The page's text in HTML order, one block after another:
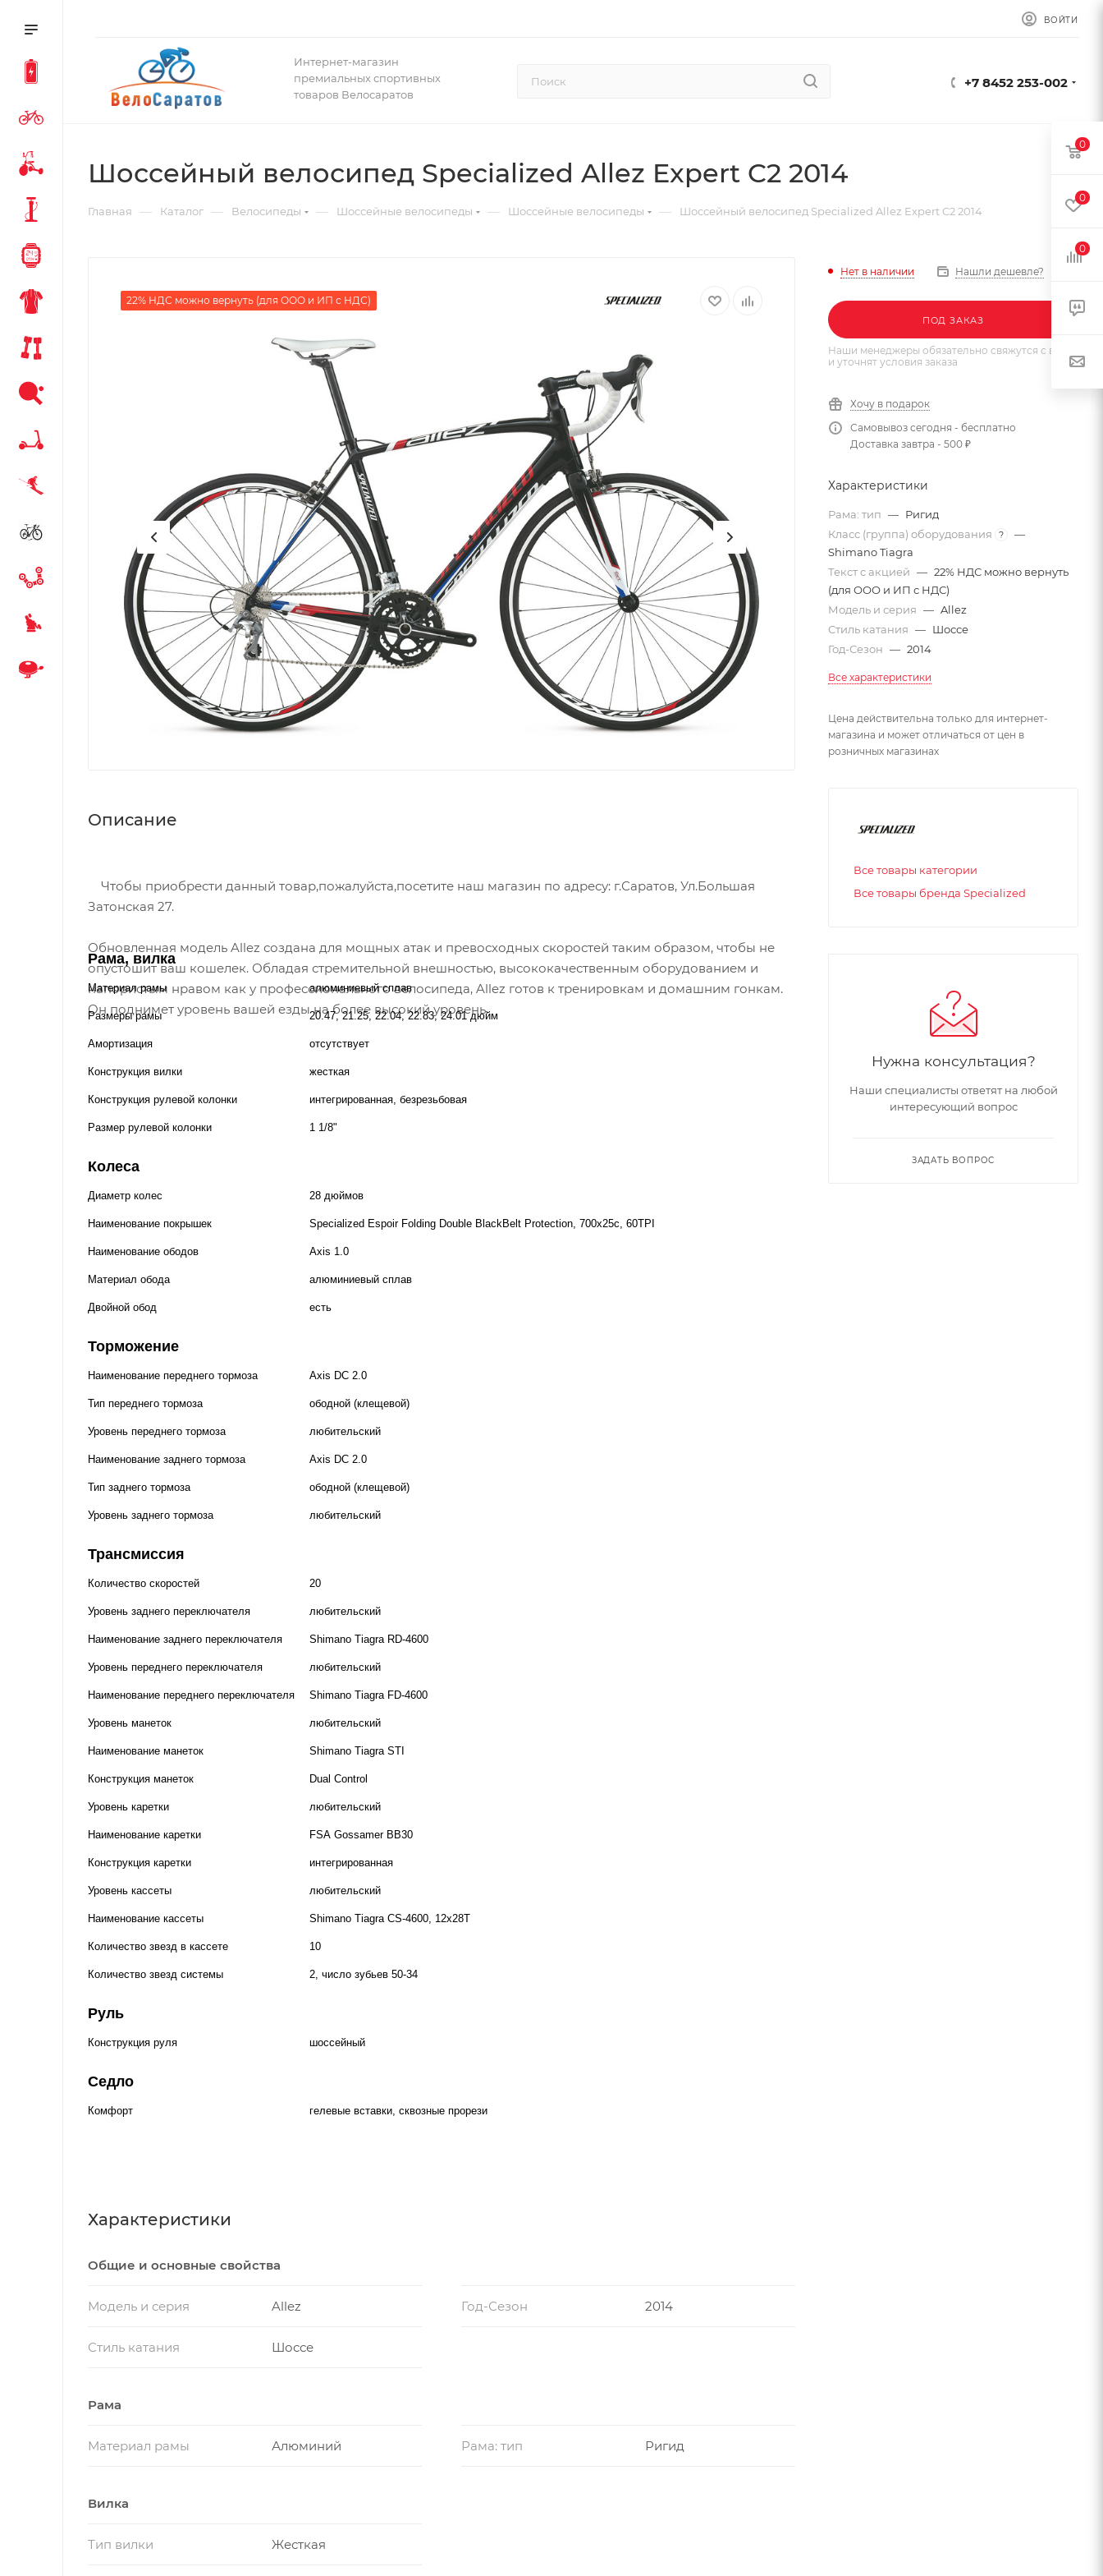
ВОЙТИ
Интернет-магазин
премиальных спортивных
товаров Велосаратов
+7 8452 253-002
Шоссейный велосипед Specialized Allez Expert C2 2014
Главная — Каталог — Велосипеды — Шоссейные велосипеды — Шоссейные велосипеды — Шоссейный велосипед Specialized Allez Expert C2 2014
22% НДС можно вернуть (для ООО и ИП с НДС)
Описание
Чтобы приобрести данный товар,пожалуйста,посетите наш магазин по адресу: г.Саратов, Ул.Большая
Затонская 27.
Обновленная модель Allez создана для мощных атак и превосходных скоростей таким образом, чтобы не
опустошит ваш кошелек. Обладая стремительной внешностью, высококачественным оборудованием и
напористым нравом как у профессионального велосипеда, Allez готов к тренировкам и домашним гонкам.
Он поднимет уровень вашей езды на более высокий уровень.
Рама, вилка
Материал рамы алюминиевый сплав
Размеры рамы 20.47, 21.25, 22.04, 22.83, 24.01 дюйм
Амортизация отсутствует
Конструкция вилки жесткая
Конструкция рулевой колонки интегрированная, безрезьбовая
Размер рулевой колонки 1 1/8"
Колеса
Диаметр колес 28 дюймов
Наименование покрышек Specialized Espoir Folding Double BlackBelt Protection, 700x25c, 60TPI
Наименование ободов Axis 1.0
Материал обода алюминиевый сплав
Двойной обод есть
Торможение
Наименование переднего тормоза Axis DC 2.0
Тип переднего тормоза ободной (клещевой)
Уровень переднего тормоза любительский
Наименование заднего тормоза Axis DC 2.0
Тип заднего тормоза ободной (клещевой)
Уровень заднего тормоза любительский
Трансмиссия
Количество скоростей 20
Уровень заднего переключателя любительский
Наименование заднего переключателя Shimano Tiagra RD-4600
Уровень переднего переключателя любительский
Наименование переднего переключателя Shimano Tiagra FD-4600
Уровень манеток любительский
Наименование манеток Shimano Tiagra STI
Конструкция манеток Dual Control
Уровень каретки любительский
Наименование каретки FSA Gossamer BB30
Конструкция каретки интегрированная
Уровень кассеты любительский
Наименование кассеты Shimano Tiagra CS-4600, 12x28T
Количество звезд в кассете 10
Количество звезд системы 2, число зубьев 50-34
Руль
Конструкция руля шоссейный
Седло
Комфорт гелевые вставки, сквозные прорези
Характеристики
Общие и основные свойства
Модель и серия Allez Год-Сезон 2014
Стиль катания Шоссе
Рама
Материал рамы Алюминий Рама: тип Ригид
Вилка
Тип вилки Жесткая
Нет в наличии Нашли дешевле?
ПОД ЗАКАЗ
Наши менеджеры обязательно свяжутся с вами
и уточнят условия заказа
Хочу в подарок
Самовывоз сегодня - бесплатно
Доставка завтра - 500 ₽
Характеристики
Рама: тип — Ригид
Класс (группа) оборудования
?
—
Shimano Tiagra
Текст с акцией — 22% НДС можно вернуть
(для ООО и ИП с НДС)
Модель и серия — Allez
Стиль катания — Шоссе
Год-Сезон — 2014
Все характеристики
Цена действительна только для интернет-
магазина и может отличаться от цен в
розничных магазинах
Все товары категории
Все товары бренда Specialized
Нужна консультация?
Наши специалисты ответят на любой
интересующий вопрос
ЗАДАТЬ ВОПРОС
0
0
0